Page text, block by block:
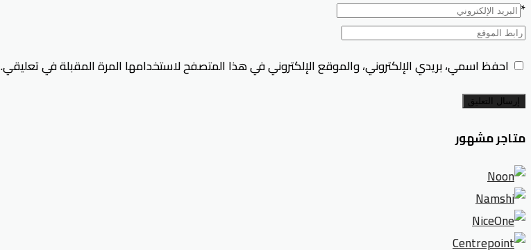
*
احفظ اسمي، بريدي الإلكتروني، والموقع الإلكتروني في هذا المتصفح لاستخدامها المرة المقبلة في تعليقي.
إرسال التعليق
متاجر مشهور